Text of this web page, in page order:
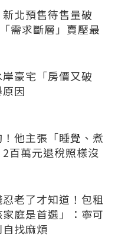
北預售待售量破
需求斷層」賣壓最
豪宅「房價又破
因
他主張「睡覺、煮
百萬元退稅照樣沒
老了才知道！包租
庭是首選」：寧可
找麻煩